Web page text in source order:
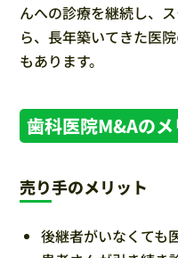
んへの診療を継続し、
ら、長年築いてきた医
もあります。
歯科医院M&Aの
売り手のメリット
後継者がいなくても